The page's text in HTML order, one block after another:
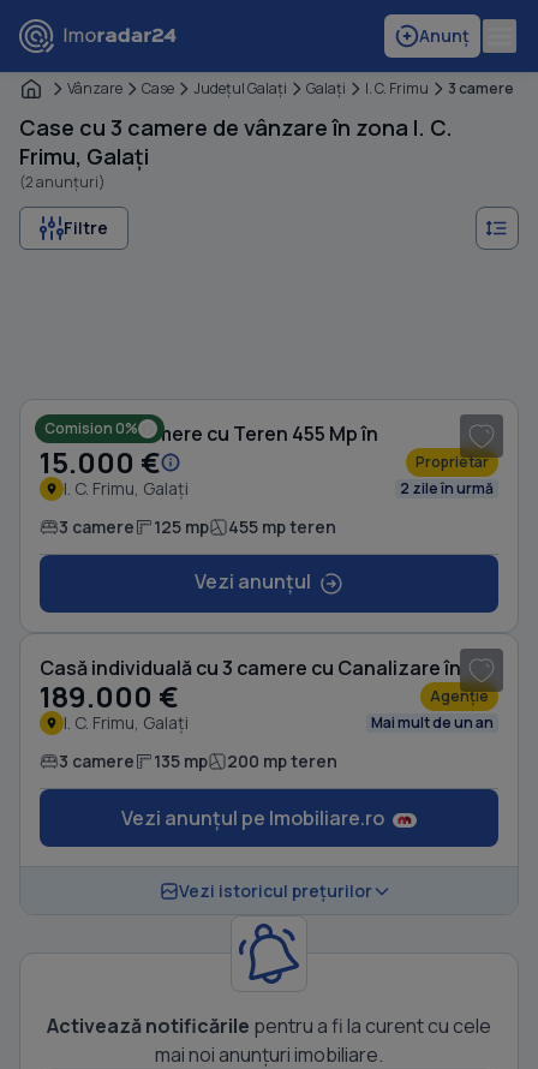
Anunț
Vânzare Case Judeţul Galaţi Galaţi I. C. Frimu 3 camere
Case cu 3 camere de vânzare în zona I. C.
Frimu, Galați
(2 anunțuri)
Filtre
Comision 0%
Casă cu 3 camere cu Teren 455 Mp în
15.000 € Proprietar
I. C. Frimu, Galați 2 zile în urmă
3 camere 125 mp 455 mp teren
Vezi anunțul
Casă individuală cu 3 camere cu Canalizare în
189.000 € Agenție
I. C. Frimu, Galați Mai mult de un an
3 camere 135 mp 200 mp teren
Vezi anunțul pe Imobiliare.ro
Vezi istoricul prețurilor
Activează notificările pentru a fi la curent cu cele
mai noi anunțuri imobiliare.